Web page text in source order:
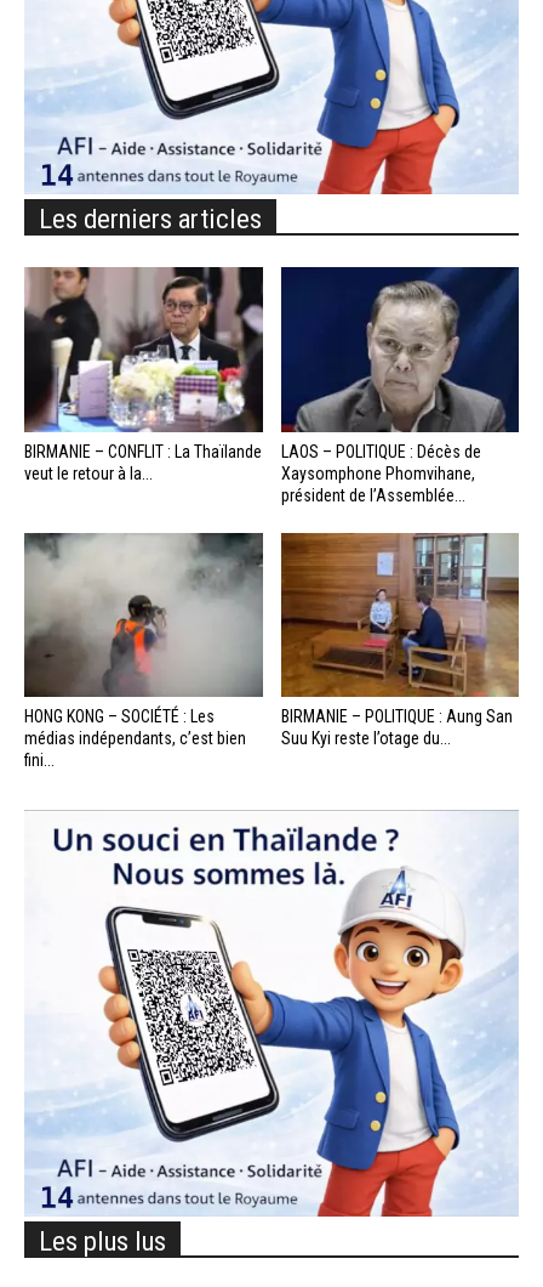
Les derniers articles
BIRMANIE – CONFLIT : La Thaïlande
veut le retour à la...
LAOS – POLITIQUE : Décès de
Xaysomphone Phomvihane,
président de l’Assemblée...
HONG KONG – SOCIÉTÉ : Les
médias indépendants, c’est bien
fini...
BIRMANIE – POLITIQUE : Aung San
Suu Kyi reste l’otage du...
Les plus lus